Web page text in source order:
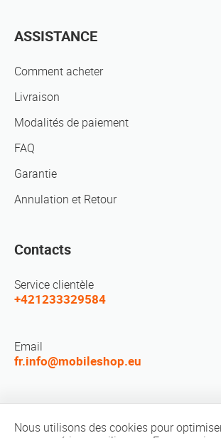
ASSISTANCE
Comment acheter
Livraison
Modalités de paiement
FAQ
Garantie
Annulation et Retour
Contacts
Service clientèle
+421233329584
Email
fr.info@mobileshop.eu
Nous utilisons des cookies pour